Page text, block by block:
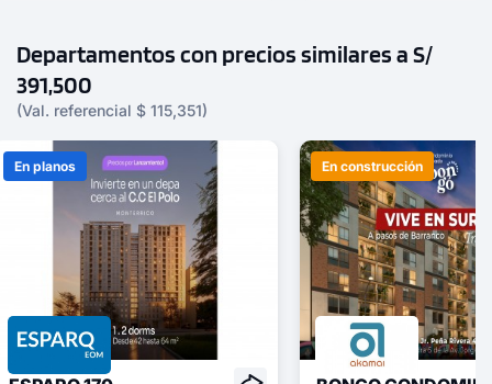
Departamentos con precios similares a S/
391,500
(Val. referencial $ 115,351)
En planos En construcción